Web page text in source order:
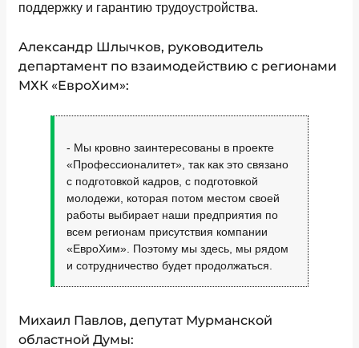
поддержку и гарантию трудоустройства.
Александр Шлычков, руководитель
департамент по взаимодействию с регионами
МХК «ЕвроХим»:
- Мы кровно заинтересованы в проекте
«Профессионалитет», так как это связано
с подготовкой кадров, с подготовкой
молодежи, которая потом местом своей
работы выбирает наши предприятия по
всем регионам присутствия компании
«ЕвроХим». Поэтому мы здесь, мы рядом
и сотрудничество будет продолжаться.
Михаил Павлов, депутат Мурманской
областной Думы: